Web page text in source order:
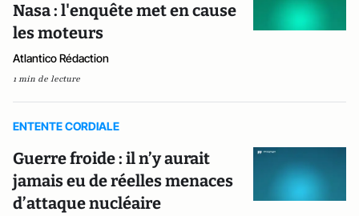
Nasa : l'enquête met en cause
les moteurs
Atlantico Rédaction
1 min de lecture
ENTENTE CORDIALE
Guerre froide : il n’y aurait
jamais eu de réelles menaces
d’attaque nucléaire